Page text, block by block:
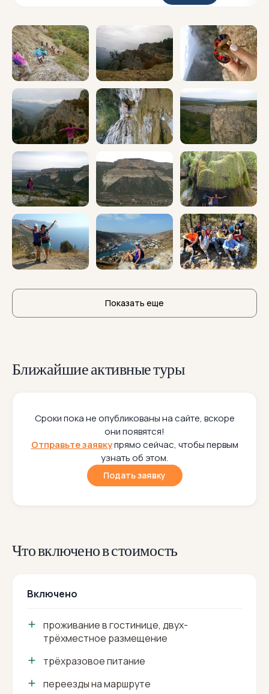
Показать еще
Ближайшие активные туры
Сроки пока не опубликованы на сайте, вскоре
они появятся!
Отправьте заявкупрямо сейчас, чтобы первым
узнать об этом.
Подать заявку
Что включено в стоимость
Включено
проживание в гостинице, двух-
трёхместное размещение
трёхразовое питание
переезды на маршруте